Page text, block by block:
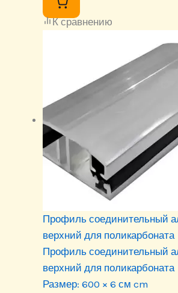
К сравнению
Профиль соединительный
верхний для поликарбоната
Профиль соединительный
верхний для поликарбоната
Размер: 600 × 6 см cm